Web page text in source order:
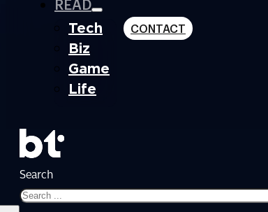
Tech
Biz
Game
Life
CONTACT
Search